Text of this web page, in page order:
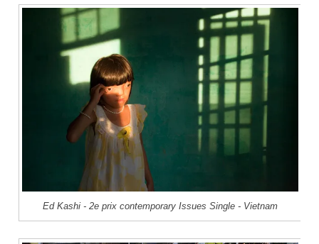
Ed Kashi - 2e prix contemporary Issues Single - Vietnam